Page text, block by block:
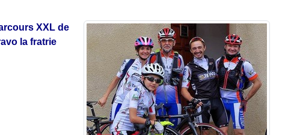
XXL de
la fratrie